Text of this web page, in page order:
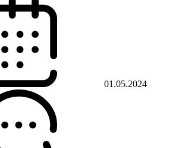
01.05.2024